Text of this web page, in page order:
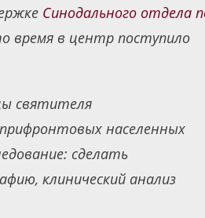
Синодального отдела
время в центр поступило
святителя
населенных
сделать
клинический анализ